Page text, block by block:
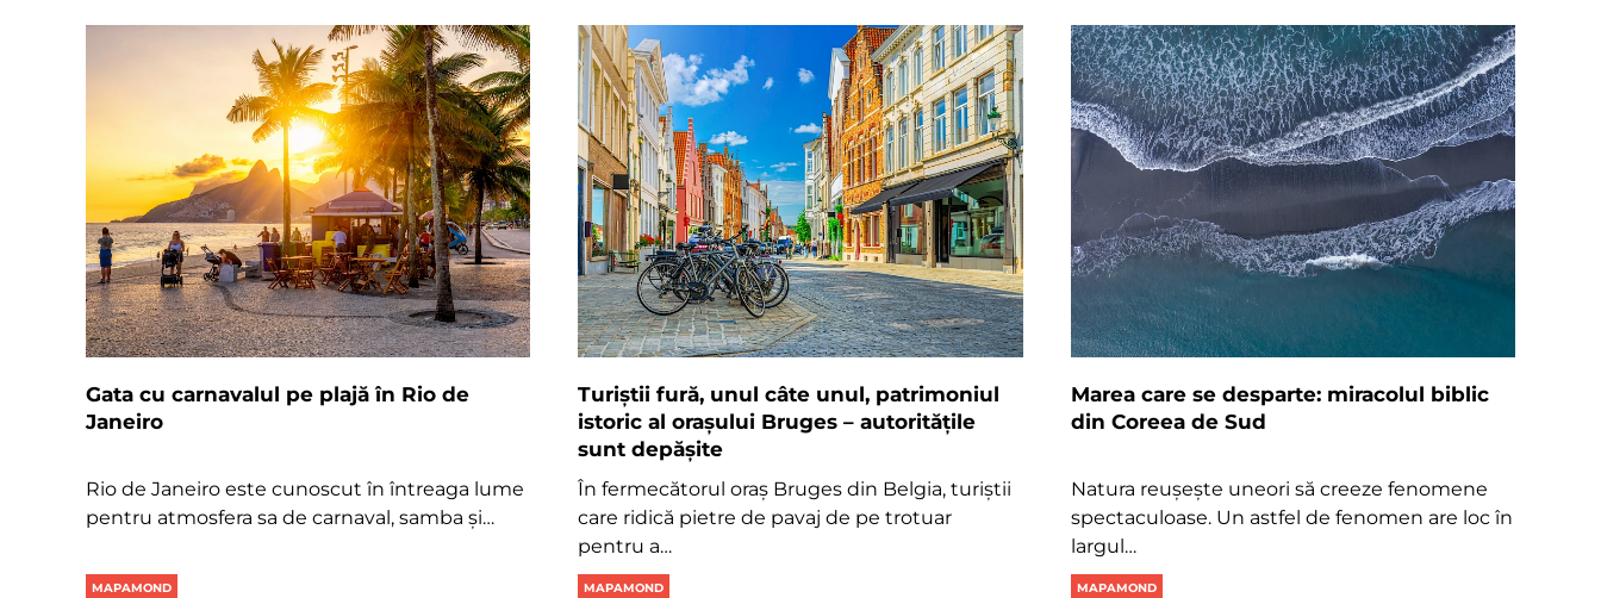
Gata cu carnavalul pe plajă în Rio de
Janeiro
Rio de Janeiro este cunoscut în întreaga lume
pentru atmosfera sa de carnaval, samba și…
MAPAMOND
Turiștii fură, unul câte unul, patrimoniul
istoric al orașului Bruges – autoritățile
sunt depășite
În fermecătorul oraș Bruges din Belgia, turiștii
care ridică pietre de pavaj de pe trotuar
pentru a…
MAPAMOND
Marea care se desparte: miracolul biblic
din Coreea de Sud
Natura reușește uneori să creeze fenomene
spectaculoase. Un astfel de fenomen are loc în
largul…
MAPAMOND